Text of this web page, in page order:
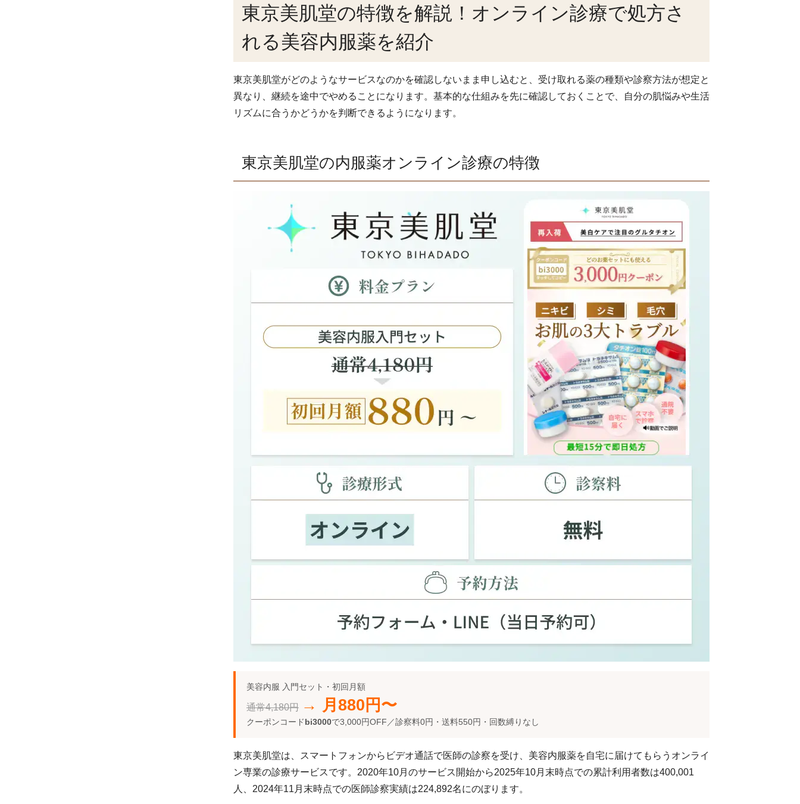
東京美肌堂の特徴を解説！オンライン診療で処方さ
れる美容内服薬を紹介
東京美肌堂がどのようなサービスなのかを確認しないまま申し込むと、受け取れる薬の種類や診察方法が想定と
異なり、継続を途中でやめることになります。基本的な仕組みを先に確認しておくことで、自分の肌悩みや生活
リズムに合うかどうかを判断できるようになります。
東京美肌堂の内服薬オンライン診療の特徴
美容内服 入門セット・初回月額
通常4,180円 → 月880円〜
クーポンコード bi3000で3,000円OFF／診察料0円・送料550円・回数縛りなし
東京美肌堂は、スマートフォンからビデオ通話で医師の診察を受け、美容内服薬を自宅に届けてもらうオンライ
ン専業の診療サービスです。2020年10月のサービス開始から2025年10月末時点での累計利用者数は400,001
人、2024年11月末時点での医師診察実績は224,892名にのぼります。